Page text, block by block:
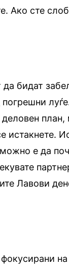
Ако сте
бидат
погрешни
е да
Лавови